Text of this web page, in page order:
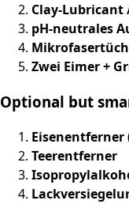
Clay-Lubricant
pH-neutrales
Zwei Eimer +
Optional but
Teerentferner